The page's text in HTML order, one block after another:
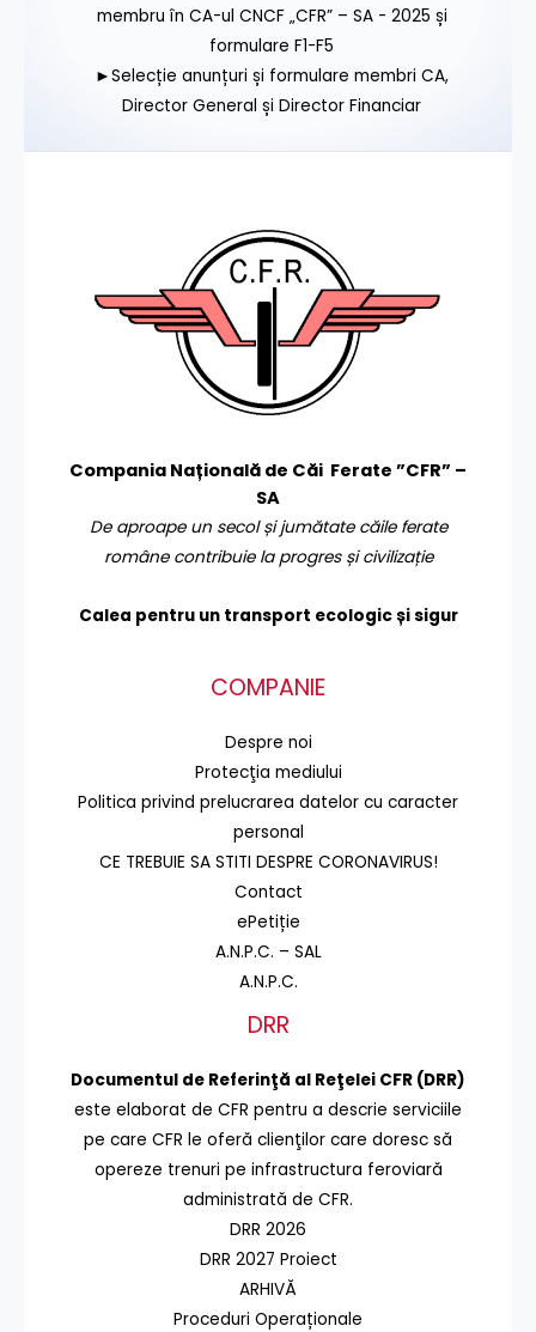
membru în CA-ul CNCF „CFR” – SA - 2025 și
formulare F1-F5
►Selecție anunțuri și formulare membri CA,
Director General și Director Financiar
Compania Națională de Căi Ferate ”CFR” –
SA
De aproape un secol și jumătate căile ferate
române contribuie la progres și civilizație
Calea pentru un transport ecologic și sigur
COMPANIE
Despre noi
Protecţia mediului
Politica privind prelucrarea datelor cu caracter
personal
CE TREBUIE SA STITI DESPRE CORONAVIRUS!
Contact
ePetiție
A.N.P.C. – SAL
A.N.P.C.
DRR
Documentul de Referinţă al Reţelei CFR (DRR)
este elaborat de CFR pentru a descrie serviciile
pe care CFR le oferă clienţilor care doresc să
opereze trenuri pe infrastructura feroviară
administrată de CFR.
DRR 2026
DRR 2027 Proiect
ARHIVĂ
Proceduri Operaționale